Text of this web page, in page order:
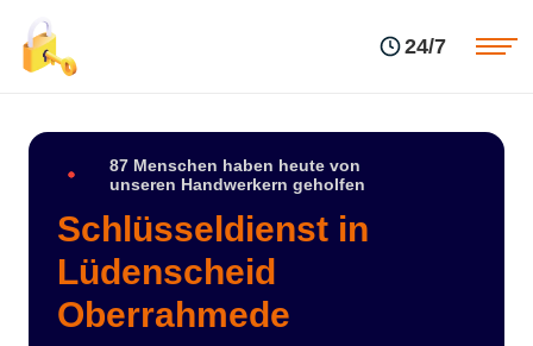
24/7
87 Menschen haben heute von
unseren Handwerkern geholfen
Schlüsseldienst in
Lüdenscheid
Oberrahmede